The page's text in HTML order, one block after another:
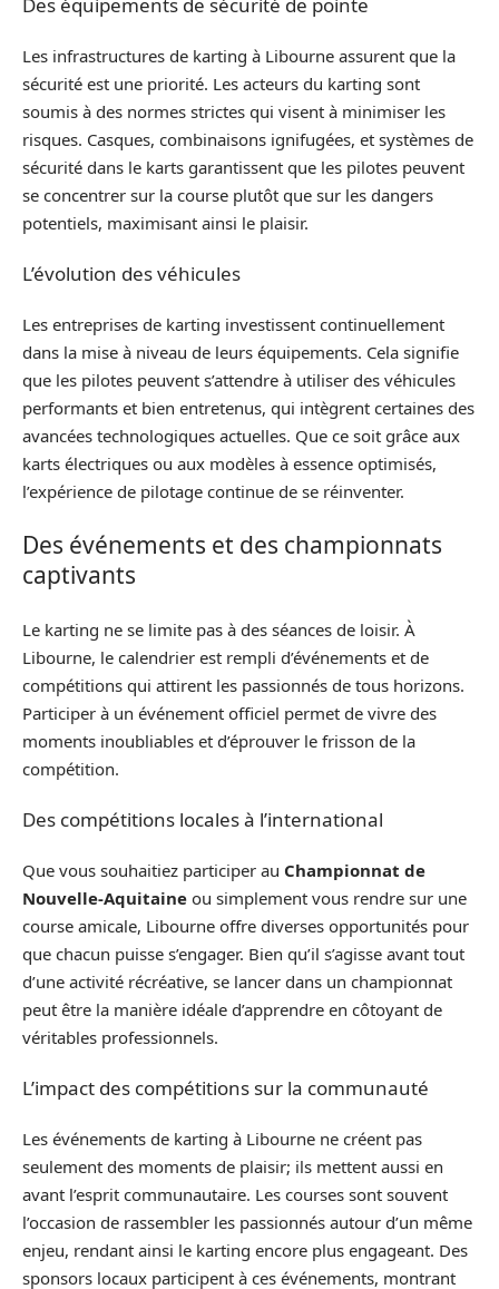
Les infrastructures de karting à Libourne assurent que la
sécurité est une priorité. Les acteurs du karting sont
soumis à des normes strictes qui visent à minimiser les
risques. Casques, combinaisons ignifugées, et systèmes de
sécurité dans le karts garantissent que les pilotes peuvent
se concentrer sur la course plutôt que sur les dangers
potentiels, maximisant ainsi le plaisir.
L’évolution des véhicules
Les entreprises de karting investissent continuellement
dans la mise à niveau de leurs équipements. Cela signifie
que les pilotes peuvent s’attendre à utiliser des véhicules
performants et bien entretenus, qui intègrent certaines des
avancées technologiques actuelles. Que ce soit grâce aux
karts électriques ou aux modèles à essence optimisés,
l’expérience de pilotage continue de se réinventer.
Des événements et des championnats
captivants
Le karting ne se limite pas à des séances de loisir. À
Libourne, le calendrier est rempli d’événements et de
compétitions qui attirent les passionnés de tous horizons.
Participer à un événement officiel permet de vivre des
moments inoubliables et d’éprouver le frisson de la
compétition.
Des compétitions locales à l’international
Que vous souhaitiez participer au Championnat de
Nouvelle-Aquitaine ou simplement vous rendre sur une
course amicale, Libourne offre diverses opportunités pour
que chacun puisse s’engager. Bien qu’il s’agisse avant tout
d’une activité récréative, se lancer dans un championnat
peut être la manière idéale d’apprendre en côtoyant de
véritables professionnels.
L’impact des compétitions sur la communauté
Les événements de karting à Libourne ne créent pas
seulement des moments de plaisir; ils mettent aussi en
avant l’esprit communautaire. Les courses sont souvent
l’occasion de rassembler les passionnés autour d’un même
enjeu, rendant ainsi le karting encore plus engageant. Des
sponsors locaux participent à ces événements, montrant